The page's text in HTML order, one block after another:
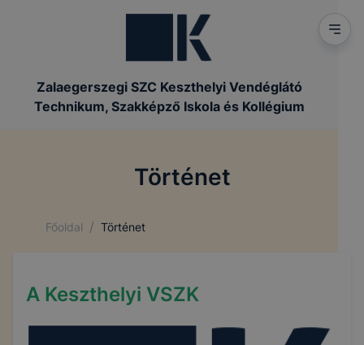
Zalaegerszegi SZC Keszthelyi Vendéglátó
Technikum, Szakképző Iskola és Kollégium
Történet
Főoldal / Történet
A Keszthelyi VSZK